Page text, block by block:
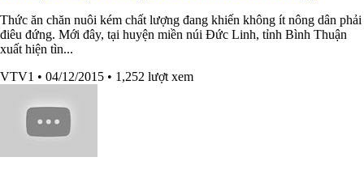
Thức ăn chăn nuôi kém chất lượng đang khiến không ít nông dân phải
điêu đứng. Mới đây, tại huyện miền núi Đức Linh, tỉnh Bình Thuận
xuất hiện tìn...
VTV1 • 04/12/2015 • 1,252 lượt xem